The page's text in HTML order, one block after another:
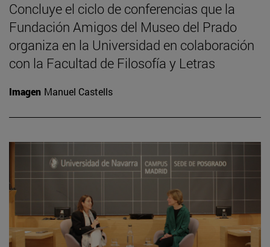
Concluye el ciclo de conferencias que la
Fundación Amigos del Museo del Prado
organiza en la Universidad en colaboración
con la Facultad de Filosofía y Letras
Imagen Manuel Castells